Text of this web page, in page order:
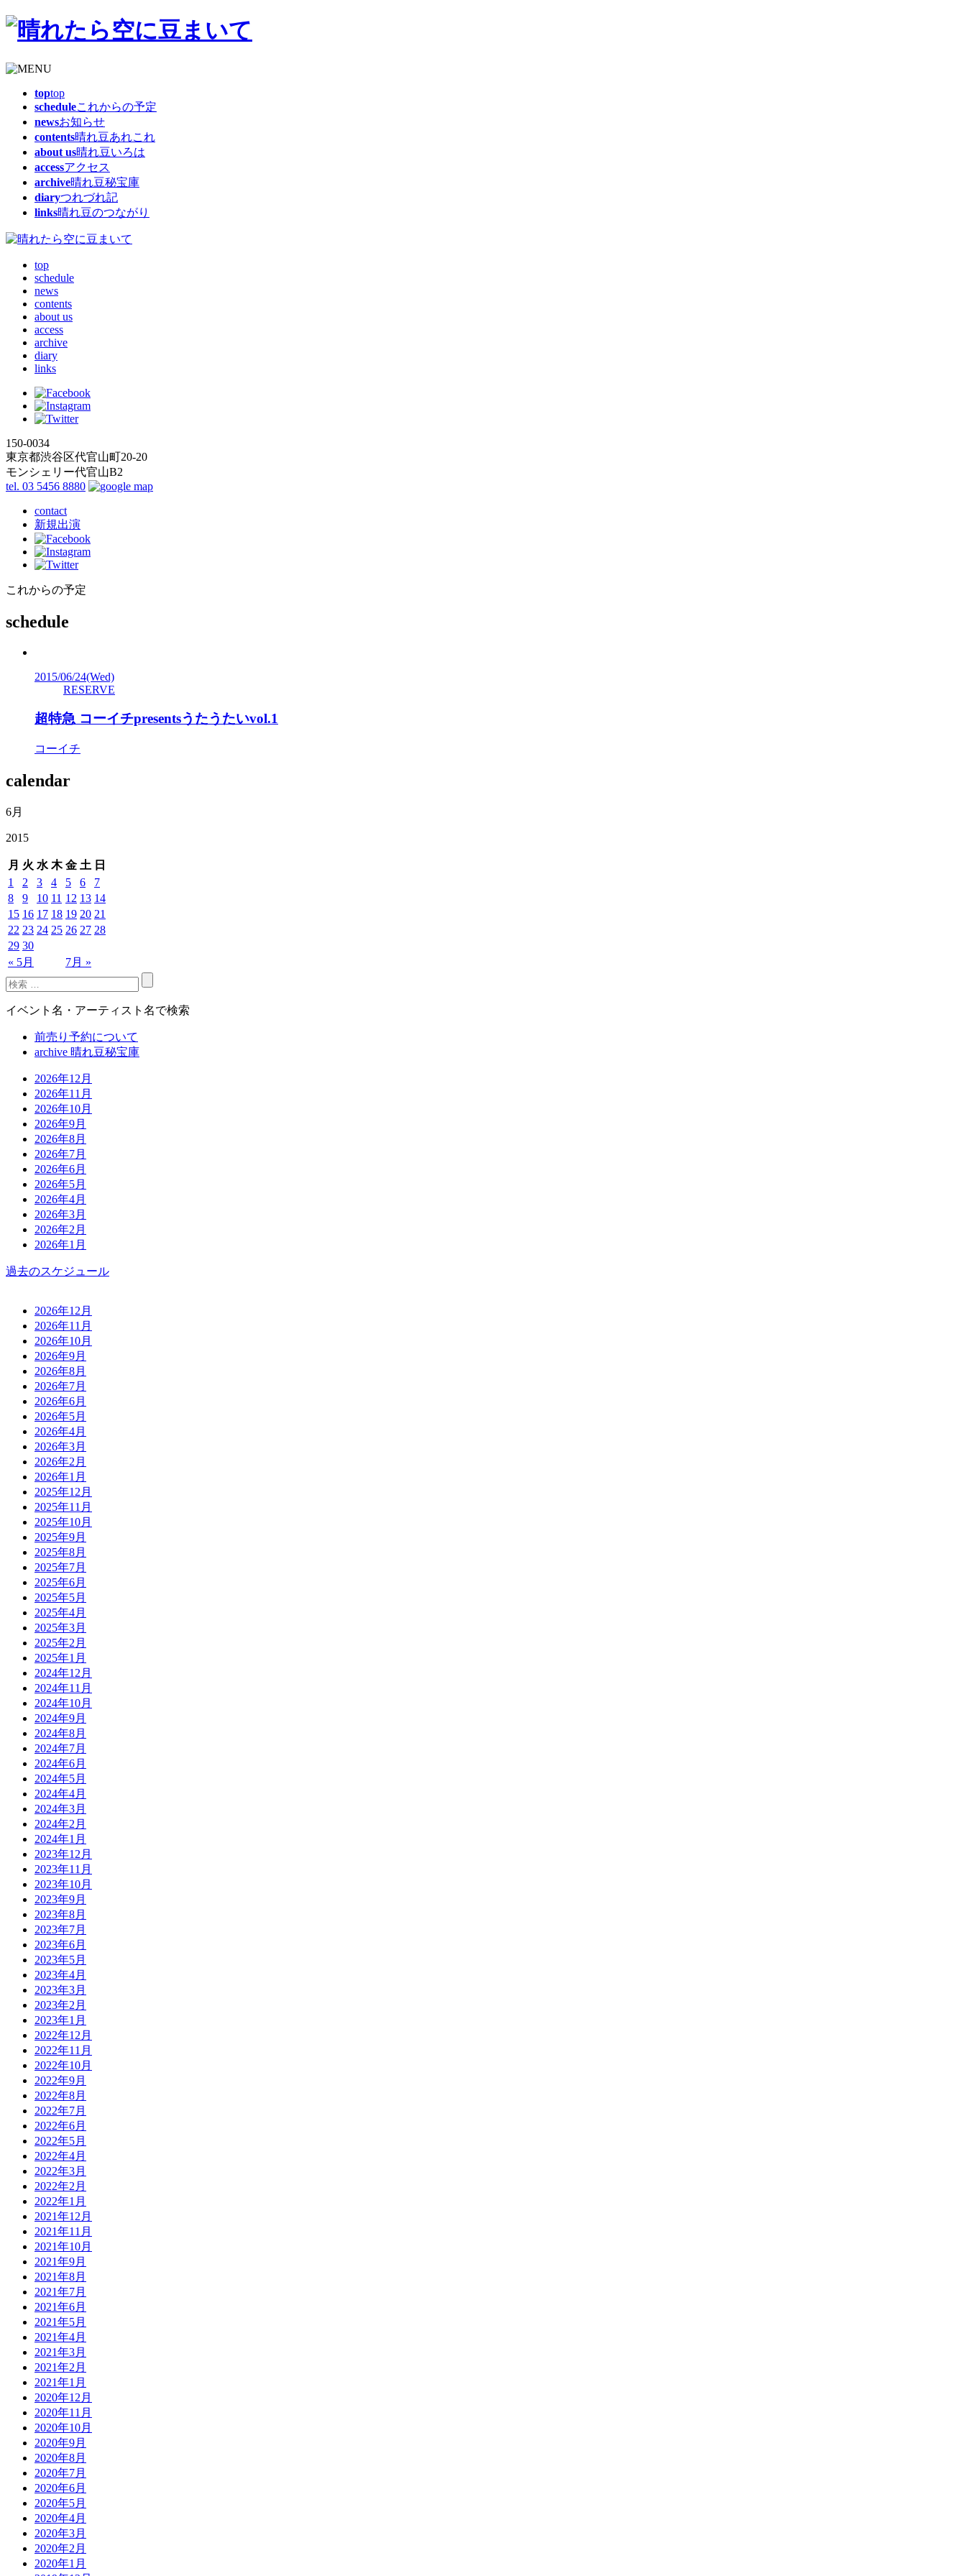
toptop
scheduleこれからの予定
newsお知らせ
contents晴れ豆あれこれ
about us晴れ豆いろは
accessアクセス
archive晴れ豆秘宝庫
diaryつれづれ記
links晴れ豆のつながり
top
schedule
news
contents
about us
access
archive
diary
links
150-0034
東京都渋谷区代官山町20-20
モンシェリー代官山B2
tel. 03 5456 8880
contact
新規出演
これからの予定
schedule
2015/06/24(Wed)
RESERVE
超特急 コーイチpresentsうたうたいvol.1
コーイチ
calendar
6月
2015
月 火 水 木 金 土 日
« 5月 7月 »
1 2 3 4 5 6
7
8
9 10 11 12 13 14
15 16 17 18 19 20 21
22 23 24 25 26 27 28
29 30
イベント名・アーティスト名で検索
前売り予約について
archive 晴れ豆秘宝庫
2026年12月
2026年11月
2026年10月
2026年9月
2026年8月
2026年7月
2026年6月
2026年5月
2026年4月
2026年3月
2026年2月
2026年1月
過去のスケジュール
2026年12月
2026年11月
2026年10月
2026年9月
2026年8月
2026年7月
2026年6月
2026年5月
2026年4月
2026年3月
2026年2月
2026年1月
2025年12月
2025年11月
2025年10月
2025年9月
2025年8月
2025年7月
2025年6月
2025年5月
2025年4月
2025年3月
2025年2月
2025年1月
2024年12月
2024年11月
2024年10月
2024年9月
2024年8月
2024年7月
2024年6月
2024年5月
2024年4月
2024年3月
2024年2月
2024年1月
2023年12月
2023年11月
2023年10月
2023年9月
2023年8月
2023年7月
2023年6月
2023年5月
2023年4月
2023年3月
2023年2月
2023年1月
2022年12月
2022年11月
2022年10月
2022年9月
2022年8月
2022年7月
2022年6月
2022年5月
2022年4月
2022年3月
2022年2月
2022年1月
2021年12月
2021年11月
2021年10月
2021年9月
2021年8月
2021年7月
2021年6月
2021年5月
2021年4月
2021年3月
2021年2月
2021年1月
2020年12月
2020年11月
2020年10月
2020年9月
2020年8月
2020年7月
2020年6月
2020年5月
2020年4月
2020年3月
2020年2月
2020年1月